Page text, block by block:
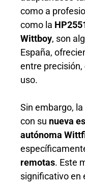
como a
como la
Wittboy, son
España,
entre
uso.
Sin embargo,
con su nueva
autónoma
remotas. Este
significativo en